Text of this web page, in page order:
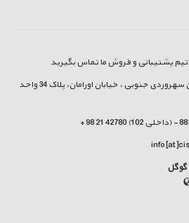
پشتیبانی و فروش ما تماس بگیرید
آدرس : تهران ، خیابان سهروردی جنوبی ، خیابان اورامان، پلاک 34 واحد
گوگل